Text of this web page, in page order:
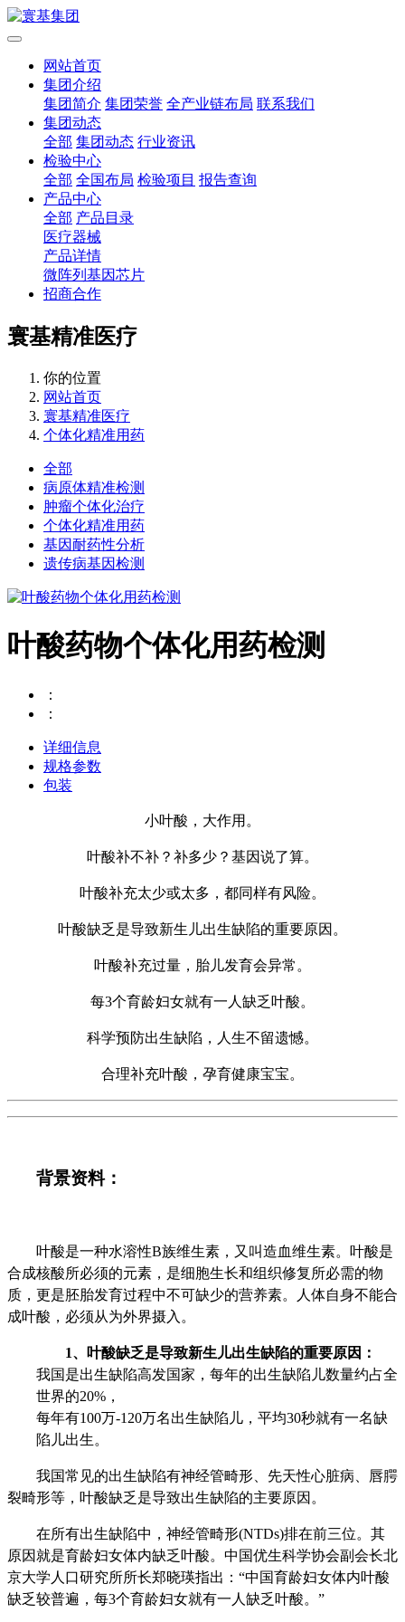
网站首页
集团介绍
集团简介 集团荣誉 全产业链布局 联系我们
集团动态
全部 集团动态 行业资讯
检验中心
全部 全国布局 检验项目 报告查询
产品中心
全部 产品目录
医疗器械
产品详情
微阵列基因芯片
招商合作
寰基精准医疗
你的位置
网站首页
寰基精准医疗
个体化精准用药
全部
病原体精准检测
肿瘤个体化治疗
个体化精准用药
基因耐药性分析
遗传病基因检测
叶酸药物个体化用药检测
：
：
详细信息
规格参数
包装
小叶酸，大作用。
叶酸补不补？补多少？基因说了算。
叶酸补充太少或太多，都同样有风险。
叶酸缺乏是导致新生儿出生缺陷的重要原因。
叶酸补充过量，胎儿发育会异常。
每3个育龄妇女就有一人缺乏叶酸。
科学预防出生缺陷，人生不留遗憾。
合理补充叶酸，孕育健康宝宝。
背景资料：
叶酸是一种水溶性B族维生素，又叫造血维生素。叶酸是
合成核酸所必须的元素，是细胞生长和组织修复所必需的物
质，更是胚胎发育过程中不可缺少的营养素。人体自身不能合
成叶酸，必须从为外界摄入。
1、叶酸缺乏是导致新生儿出生缺陷的重要原因：
我国是出生缺陷高发国家，每年的出生缺陷儿数量约占全
世界的20% ，
每年有100万-120万名出生缺陷儿，平均30秒就有一名缺
陷儿出生。
我国常见的出生缺陷有神经管畸形、先天性心脏病、唇腭
裂畸形等，叶酸缺乏是导致出生缺陷的主要原因。
在所有出生缺陷中，神经管畸形(NTDs)排在前三位。其
原因就是育龄妇女体内缺乏叶酸。中国优生科学协会副会长北
京大学人口研究所所长郑晓瑛指出：“中国育龄妇女体内叶酸
缺乏较普遍，每3个育龄妇女就有一人缺乏叶酸。”